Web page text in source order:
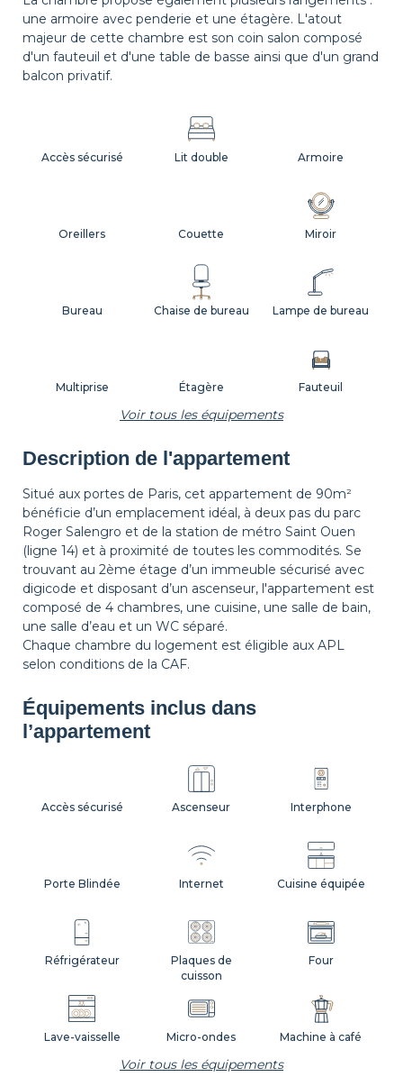
une armoire avec penderie et une étagère. L'atout
majeur de cette chambre est son coin salon composé
d'un fauteuil et d'une table de basse ainsi que d'un grand
balcon privatif.
Lampe de bureau
Corbeille à papier
Fauteuil
Table d'appoint
Cintres
Multiprise
Décorations
Lampadaire
Oreillers Couette
Bureau
Armoire
Étagère
Table de chevet Lampe de chevet
Tapis de sol
Miroir
Chaise de bureau
Accès sécurisé Lit double
Voir tous les équipements
Description de l'appartement
Situé aux portes de Paris, cet appartement de 90m²
bénéficie d’un emplacement idéal, à deux pas du parc
Roger Salengro et de la station de métro Saint Ouen
(ligne 14) et à proximité de toutes les commodités. Se
trouvant au 2ème étage d’un immeuble sécurisé avec
digicode et disposant d’un ascenseur, l'appartement est
composé de 4 chambres, une cuisine, une salle de bain,
une salle d’eau et un WC séparé.
Chaque chambre du logement est éligible aux APL
selon conditions de la CAF.
Équipements inclus dans
l’appartement
Internet Cuisine équipée
Réfrigérateur
Micro-ondes
Four
Plaques de
cuisson
Machine à café
Accès sécurisé
Lave-vaisselle
Ascenseur Interphone
Porte Blindée
Voir tous les équipements